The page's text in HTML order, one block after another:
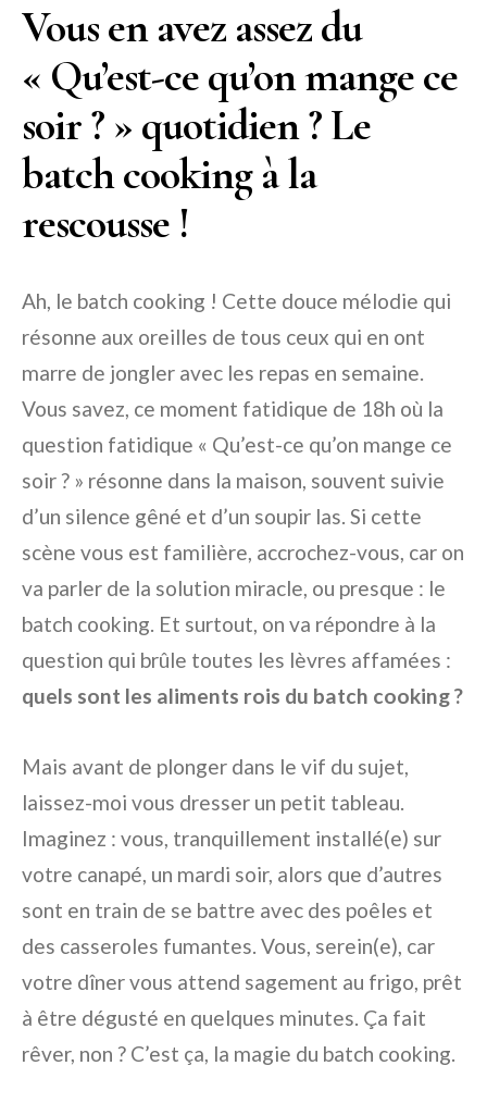
Vous en avez assez du
« Qu’est-ce qu’on mange ce
soir ? » quotidien ? Le
batch cooking à la
rescousse !
Ah, le batch cooking ! Cette douce mélodie qui
résonne aux oreilles de tous ceux qui en ont
marre de jongler avec les repas en semaine.
Vous savez, ce moment fatidique de 18h où la
question fatidique « Qu’est-ce qu’on mange ce
soir ? » résonne dans la maison, souvent suivie
d’un silence gêné et d’un soupir las. Si cette
scène vous est familière, accrochez-vous, car on
va parler de la solution miracle, ou presque : le
batch cooking. Et surtout, on va répondre à la
question qui brûle toutes les lèvres affamées :
quels sont les aliments rois du batch cooking ?
Mais avant de plonger dans le vif du sujet,
laissez-moi vous dresser un petit tableau.
Imaginez : vous, tranquillement installé(e) sur
votre canapé, un mardi soir, alors que d’autres
sont en train de se battre avec des poêles et
des casseroles fumantes. Vous, serein(e), car
votre dîner vous attend sagement au frigo, prêt
à être dégusté en quelques minutes. Ça fait
rêver, non ? C’est ça, la magie du batch cooking.